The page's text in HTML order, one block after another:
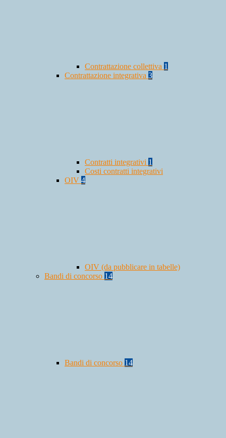
Contrattazione collettiva 1
Contrattazione integrativa 3
Contratti integrativi 1
Costi contratti integrativi
OIV 4
OIV (da pubblicare in tabelle)
Bandi di concorso 14
Bandi di concorso 14